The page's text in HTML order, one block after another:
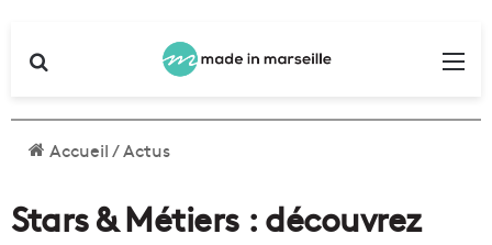
Accueil/Actus
Stars & Métiers : découvrez